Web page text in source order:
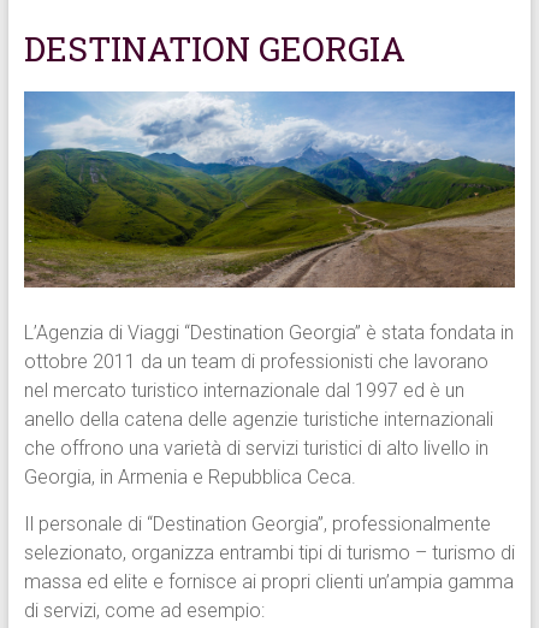
DESTINATION GEORGIA
L’Agenzia di Viaggi “Destination Georgia” è stata fondata in
ottobre 2011 da un team di professionisti che lavorano
nel mercato turistico internazionale dal 1997 ed è un
anello della catena delle agenzie turistiche internazionali
che offrono una varietà di servizi turistici di alto livello in
Georgia, in Armenia e Repubblica Ceca.
Il personale di “Destination Georgia”, professionalmente
selezionato, organizza entrambi tipi di turismo – turismo di
massa ed elite e fornisce ai propri clienti un’ampia gamma
di servizi, come ad esempio: